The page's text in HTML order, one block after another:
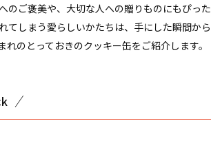
のご褒美や、大切な人への贈りものにもぴった
てしまう愛らしいかたちは、手にした瞬間から
のとっておきのクッキー缶をご紹介します。